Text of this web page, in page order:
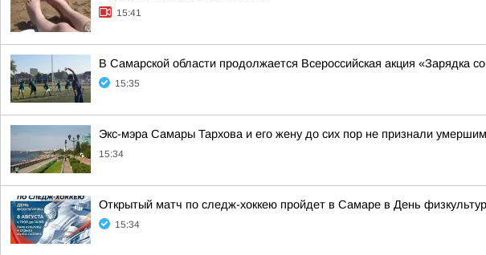
15:41
В Самарской области продолжается Всероссийская акция «Зарядка
15:35
Экс-мэра Самары Тархова и его жену до сих пор не признали
15:34
Открытый матч по следж-хоккею пройдет в Самаре в День
15:34